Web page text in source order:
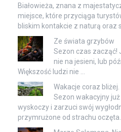
Białowieża, znana z
miejsce, które przyciąga
bliskim kontakcie z naturą oraz
Ze świata grzybów
Sezon czas zacząć!
nie na jesieni, lub
Większość ludzi nie …
Wakacje coraz
Sezon wakacyjny
wyskoczy i zarzuci swój
przymrużone od strachu oczęta.